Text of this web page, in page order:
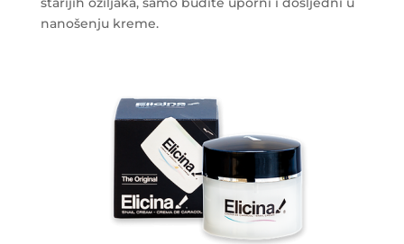
nanošenju kreme.